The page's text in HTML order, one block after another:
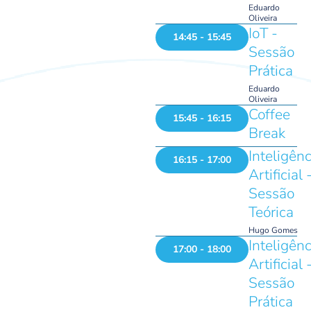
Eduardo
Oliveira
14:45 - 15:45
IoT -
Sessão
Prática
Eduardo
Oliveira
15:45 - 16:15
Coffee
Break
16:15 - 17:00
Artificial
Sessão
Teórica
Hugo Gomes
17:00 - 18:00
Artificial
Sessão
Prática